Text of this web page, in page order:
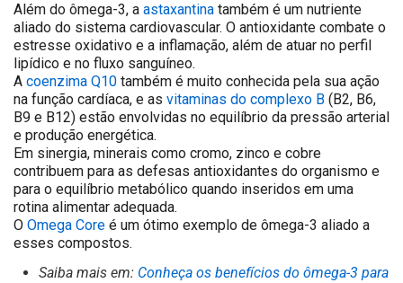
Além do ômega-3, a astaxantina também é um nutriente
aliado do sistema cardiovascular. O antioxidante combate o
estresse oxidativo e a inflamação, além de atuar no perfil
lipídico e no fluxo sanguíneo.
A coenzima Q10 também é muito conhecida pela sua ação
na função cardíaca, e as vitaminas do complexo B (B2, B6,
B9 e B12) estão envolvidas no equilíbrio da pressão arterial
e produção energética.
Em sinergia, minerais como cromo, zinco e cobre
contribuem para as defesas antioxidantes do organismo e
para o equilíbrio metabólico quando inseridos em uma
rotina alimentar adequada.
O Omega Core é um ótimo exemplo de ômega-3 aliado a
esses compostos.
Saiba mais em: Conheça os benefícios do ômega-3 para